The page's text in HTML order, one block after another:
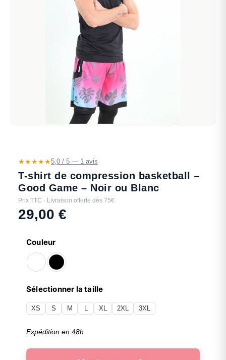
★★★★★5,0 / 5 — 1 avis
T-shirt de compression basketball –
Good Game – Noir ou Blanc
Prix TTC · Livraison offerte dès 75€
29,00 €
Couleur
Sélectionner la taille
XS S M L XL 2XL 3XL
Expédition en 48h